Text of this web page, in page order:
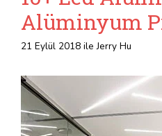
Alüminyum
21 Eylül 2018 ileJerry Hu